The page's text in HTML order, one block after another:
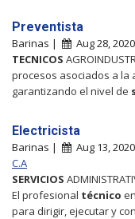
Preventista
Barinas | Aug 28, 2020
TECNICOS
procesos asociados a la
garantizando el nivel de
Electricista
Barinas | Aug 13, 2020
C.A
SERVICIOS
El profesional técnico
para dirigir, ejecutar y